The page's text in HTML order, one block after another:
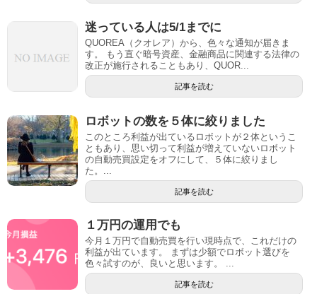
迷っている人は5/1までに
QUOREA（クオレア）から、色々な通知が届きま
す。 もう直ぐ暗号資産、金融商品に関連する法律の
改正が施行されることもあり、QUOR...
記事を読む
ロボットの数を５体に絞りました
このところ利益が出ているロボットが２体というこ
ともあり、思い切って利益が増えていないロボット
の自動売買設定をオフにして、５体に絞りまし
た。...
記事を読む
１万円の運用でも
今月１万円で自動売買を行い現時点で、これだけの
利益が出ています。 まずは少額でロボット選びを
色々試すのが、良いと思います。 ...
記事を読む